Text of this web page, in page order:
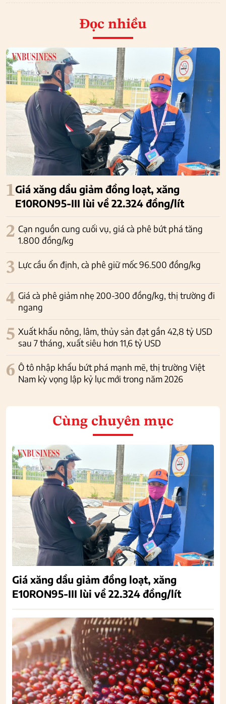
Đọc nhiều
1Giá xăng dầu giảm đồng loạt, xăng
E10RON95-III lùi về 22.324 đồng/lít
2 Cạn nguồn cung cuối vụ, giá cà phê bứt phá tăng
1.800 đồng/kg
3 Lực cầu ổn định, cà phê giữ mốc 96.500 đồng/kg
4 Giá cà phê giảm nhẹ 200-300 đồng/kg, thị trường đi
ngang
5 Xuất khẩu nông, lâm, thủy sản đạt gần 42,8 tỷ USD
sau 7 tháng, xuất siêu hơn 11,6 tỷ USD
6 Ô tô nhập khẩu bứt phá mạnh mẽ, thị trường Việt
Nam kỳ vọng lập kỷ lục mới trong năm 2026
Cùng chuyên mục
Giá xăng dầu giảm đồng loạt, xăng
E10RON95-III lùi về 22.324 đồng/lít